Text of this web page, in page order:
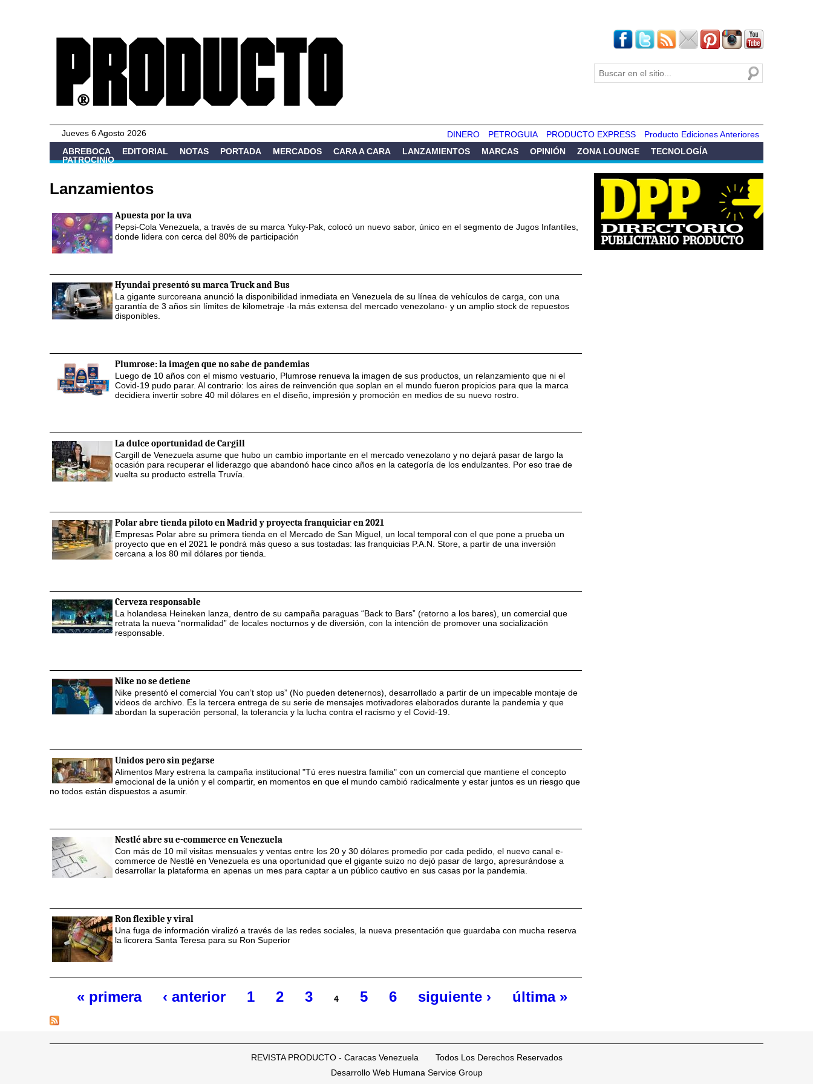
búsqueda
Buscar
Jueves 6 Agosto 2026 Producto Ediciones Anteriores
PRODUCTO EXPRESS
PETROGUIA
DINERO
ABREBOCA
EDITORIAL NOTAS PORTADA MERCADOS CARA A CARA LANZAMIENTOS MARCAS OPINIÓN ZONA LOUNGE
TECNOLOGÍA
PATROCINIO
Lanzamientos
Apuesta por la uva
Pepsi-Cola Venezuela, a través de su marca Yuky-Pak, colocó un nuevo sabor, único en el segmento de Jugos Infantiles,
donde lidera con cerca del 80% de participación
Hyundai presentó su marca Truck and Bus
La gigante surcoreana anunció la disponibilidad inmediata en Venezuela de su línea de vehículos de carga, con una
garantía de 3 años sin límites de kilometraje -la más extensa del mercado venezolano- y un amplio stock de repuestos
disponibles.
Plumrose: la imagen que no sabe de pandemias
Luego de 10 años con el mismo vestuario, Plumrose renueva la imagen de sus productos, un relanzamiento que ni el
Covid-19 pudo parar. Al contrario: los aires de reinvención que soplan en el mundo fueron propicios para que la marca
decidiera invertir sobre 40 mil dólares en el diseño, impresión y promoción en medios de su nuevo rostro.
La dulce oportunidad de Cargill
Cargill de Venezuela asume que hubo un cambio importante en el mercado venezolano y no dejará pasar de largo la
ocasión para recuperar el liderazgo que abandonó hace cinco años en la categoría de los endulzantes. Por eso trae de
vuelta su producto estrella Truvía.
Polar abre tienda piloto en Madrid y proyecta franquiciar en 2021
Empresas Polar abre su primera tienda en el Mercado de San Miguel, un local temporal con el que pone a prueba un
proyecto que en el 2021 le pondrá más queso a sus tostadas: las franquicias P.A.N. Store, a partir de una inversión
cercana a los 80 mil dólares por tienda.
Cerveza responsable
La holandesa Heineken lanza, dentro de su campaña paraguas “Back to Bars” (retorno a los bares), un comercial que
retrata la nueva “normalidad” de locales nocturnos y de diversión, con la intención de promover una socialización
responsable.
Nike no se detiene
Nike presentó el comercial You can’t stop us” (No pueden detenernos), desarrollado a partir de un impecable montaje de
videos de archivo. Es la tercera entrega de su serie de mensajes motivadores elaborados durante la pandemia y que
abordan la superación personal, la tolerancia y la lucha contra el racismo y el Covid-19.
Unidos pero sin pegarse
Alimentos Mary estrena la campaña institucional "Tú eres nuestra familia" con un comercial que mantiene el concepto
emocional de la unión y el compartir, en momentos en que el mundo cambió radicalmente y estar juntos es un riesgo que
no todos están dispuestos a asumir.
Nestlé abre su e-commerce en Venezuela
Con más de 10 mil visitas mensuales y ventas entre los 20 y 30 dólares promedio por cada pedido, el nuevo canal e-
commerce de Nestlé en Venezuela es una oportunidad que el gigante suizo no dejó pasar de largo, apresurándose a
desarrollar la plataforma en apenas un mes para captar a un público cautivo en sus casas por la pandemia.
Ron flexible y viral
Una fuga de información viralizó a través de las redes sociales, la nueva presentación que guardaba con mucha reserva
la licorera Santa Teresa para su Ron Superior
Páginas
« primera ‹ anterior 1 2 3 4 5 6 siguiente › última »
REVISTA PRODUCTO - Caracas Venezuela Todos Los Derechos Reservados
Desarrollo Web Humana Service Group